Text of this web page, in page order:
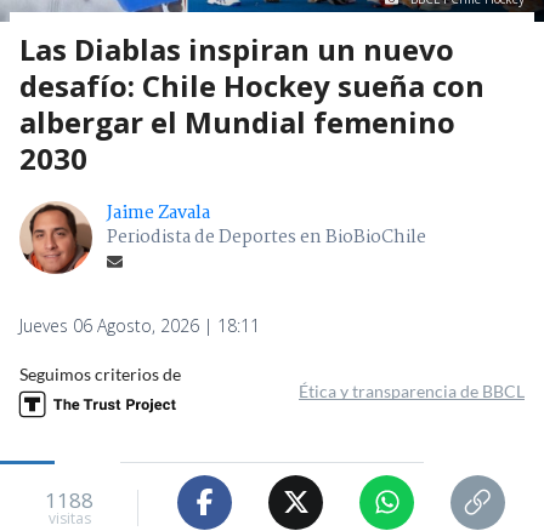
Las Diablas inspiran un nuevo
desafío: Chile Hockey sueña con
albergar el Mundial femenino
2030
Jaime Zavala
Periodista de Deportes en BioBioChile
Jueves 06 Agosto, 2026 | 18:11
Seguimos criterios de
Ética y transparencia de BBCL
1188
visitas